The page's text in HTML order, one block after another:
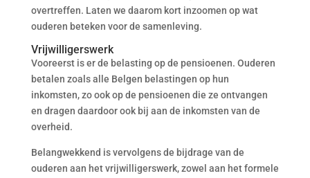
overtreffen. Laten we daarom kort inzoomen op wat
ouderen beteken voor de samenleving.
Vrijwilligerswerk
Vooreerst is er de belasting op de pensioenen. Ouderen
betalen zoals alle Belgen belastingen op hun
inkomsten, zo ook op de pensioenen die ze ontvangen
en dragen daardoor ook bij aan de inkomsten van de
overheid.
Belangwekkend is vervolgens de bijdrage van de
ouderen aan het vrijwilligerswerk, zowel aan het formele